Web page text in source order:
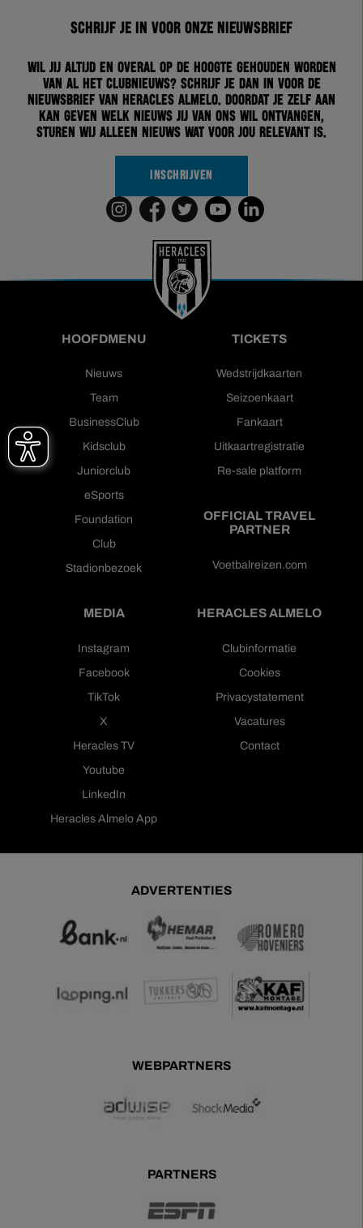
Schrijf je in voor onze nieuwsbrief
Wil jij altijd en overal op de hoogte gehouden worden
van al het clubnieuws? Schrijf je dan in voor de
nieuwsbrief van Heracles Almelo. Doordat je zelf aan
kan geven welk nieuws jij van ons wil ontvangen,
sturen wij alleen nieuws wat voor jou relevant is.
INSCHRIJVEN
HOOFDMENU
Nieuws
Team
BusinessClub
Kidsclub
Juniorclub
eSports
Foundation
Club
Stadionbezoek
TICKETS
Wedstrijdkaarten
Seizoenkaart
Fankaart
Uitkaartregistratie
Re-sale platform
OFFICIAL TRAVEL
PARTNER
Voetbalreizen.com
MEDIA
Instagram
Facebook
TikTok
X
Heracles TV
Youtube
LinkedIn
Heracles Almelo App
HERACLES ALMELO
Clubinformatie
Cookies
Privacystatement
Vacatures
Contact
ADVERTENTIES
WEBPARTNERS
PARTNERS